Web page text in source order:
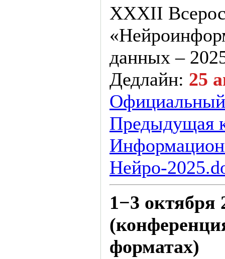
XXXII
данных –
Дедлайн: 25
Предыдущая
Нейро-
1−3 октября
форматах)